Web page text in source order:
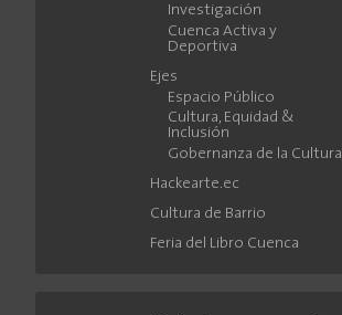
Investigación
Cuenca Activa y
Deportiva
Ejes
Espacio Público
Cultura, Equidad &
Inclusión
Gobernanza de la Cultura
Hackearte.ec
Cultura de Barrio
Feria del Libro Cuenca